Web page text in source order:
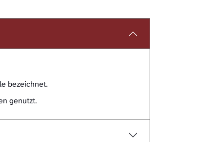
bezeichnet.
genutzt.